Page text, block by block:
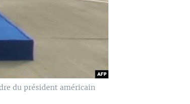
du président américain